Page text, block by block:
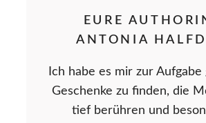
EURE
ANTONIA
Ich habe es mir zur Aufgabe
Geschenke zu finden, die
tief berühren und